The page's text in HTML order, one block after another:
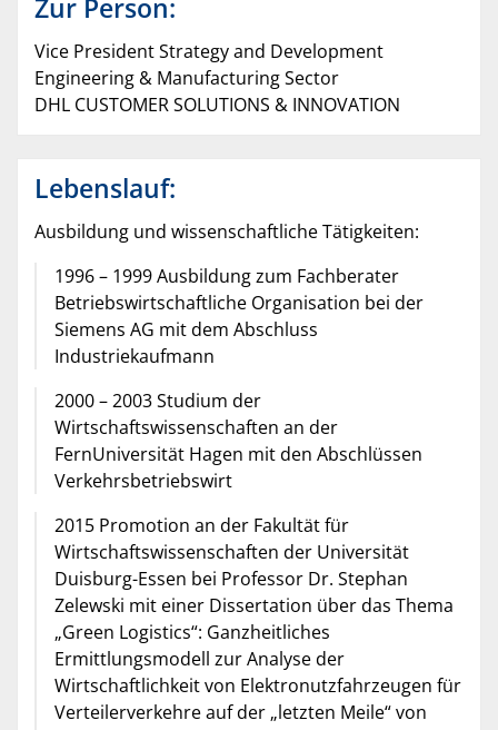
Zur Person:
Vice President Strategy and Development
Engineering & Manufacturing Sector
DHL CUSTOMER SOLUTIONS & INNOVATION
Lebenslauf:
Ausbildung und wissenschaftliche Tätigkeiten:
1996 – 1999 Ausbildung zum Fachberater
Betriebswirtschaftliche Organisation bei der
Siemens AG mit dem Abschluss
Industriekaufmann
2000 – 2003 Studium der
Wirtschaftswissenschaften an der
FernUniversität Hagen mit den Abschlüssen
Verkehrsbetriebswirt
2015 Promotion an der Fakultät für
Wirtschaftswissenschaften der Universität
Duisburg-Essen bei Professor Dr. Stephan
Zelewski mit einer Dissertation über das Thema
„Green Logistics“: Ganzheitliches
Ermittlungsmodell zur Analyse der
Wirtschaftlichkeit von Elektronutzfahrzeugen für
Verteilerverkehre auf der „letzten Meile“ von